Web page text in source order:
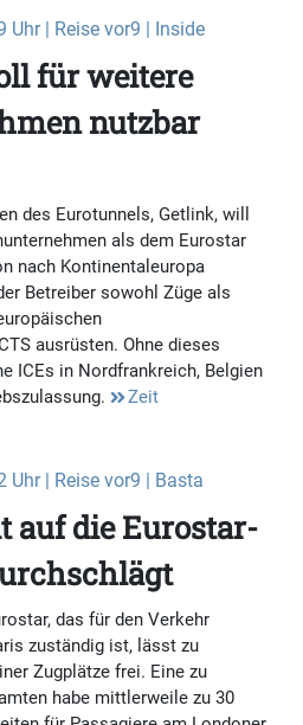
Uhr | Reise vor9 | Inside
für weitere
nutzbar
des Eurotunnels, Getlink, will
als dem Eurostar
nach Kontinentaleuropa
Betreiber sowohl Züge als
ausrüsten. Ohne dieses
ICEs in Nordfrankreich, Belgien
Zeit
| Reise vor9 | Basta
auf die Eurostar-
das für den Verkehr
zuständig ist, lässt zu
Zugplätze frei. Eine zu
habe mittlerweile zu 30